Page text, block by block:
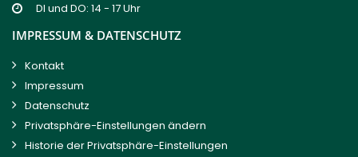
DI und DO: 14 - 17 Uhr
IMPRESSUM & DATENSCHUTZ
Kontakt
Impressum
Datenschutz
Privatsphäre-Einstellungen ändern
Historie der Privatsphäre-Einstellungen